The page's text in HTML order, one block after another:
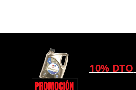
10% DTO